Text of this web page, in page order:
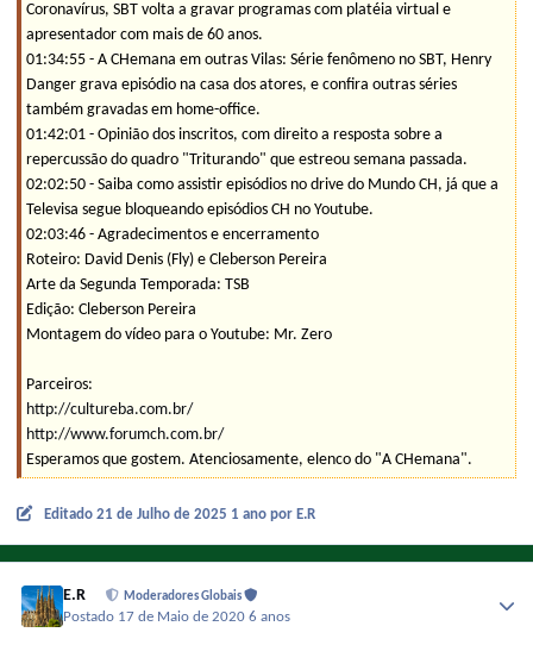
Coronavírus, SBT volta a gravar programas com platéia virtual e
apresentador com mais de 60 anos.
01:34:55 - A CHemana em outras Vilas: Série fenômeno no SBT, Henry
Danger grava episódio na casa dos atores, e confira outras séries
também gravadas em home-office.
01:42:01 - Opinião dos inscritos, com direito a resposta sobre a
repercussão do quadro "Triturando" que estreou semana passada.
02:02:50 - Saiba como assistir episódios no drive do Mundo CH, já que a
Televisa segue bloqueando episódios CH no Youtube.
02:03:46 - Agradecimentos e encerramento
Roteiro: David Denis (Fly) e Cleberson Pereira
Arte da Segunda Temporada: TSB
Edição: Cleberson Pereira
Montagem do vídeo para o Youtube: Mr. Zero
Parceiros:
http://cultureba.com.br/
http://www.forumch.com.br/
Esperamos que gostem. Atenciosamente, elenco do "A CHemana".
Editado 21 de Julho de 2025 1 ano por E.R
E.R Moderadores Globais
Postado 17 de Maio de 20206 anos